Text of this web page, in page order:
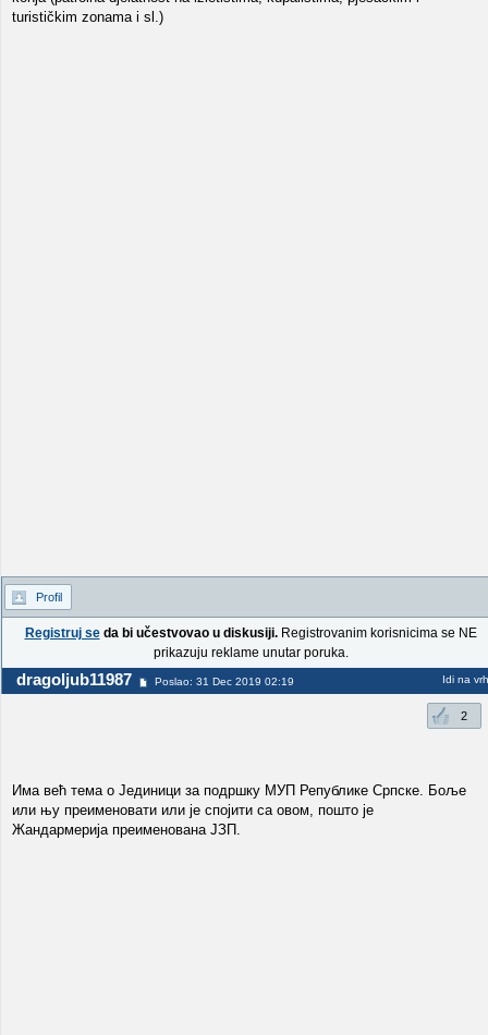
turističkim zonama i sl.)
Profil
Registruj seda bi učestvovao u diskusiji.Registrovanim korisnicima se NE
prikazuju reklame unutar poruka.
dragoljub11987 Poslao: 31 Dec 2019 02:19 Idi na vrh
2
Има већ тема о Јединици за подршку МУП Републике Српске. Боље
или њу преименовати или је спојити са овом, пошто је
Жандармерија преименована ЈЗП.